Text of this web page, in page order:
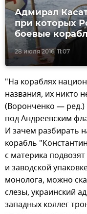
28 июля 2016, 11:07
Адмирал
при которых
боевые
"На кораблях
названия, их никто
(Воронченко — ред.)
под Андреевским
И зачем разбирать
корабль
с материка
и заводской
монолога, можно
слезы, украинский
западных коллег